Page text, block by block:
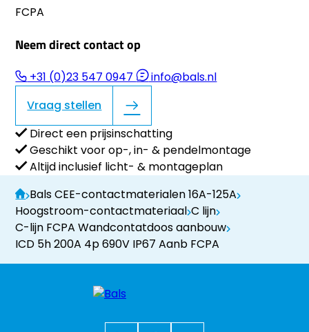
Neem direct contact op
+31 (0)23 547 0947
info@bals.nl
Vraag stellen
Direct een prijsinschatting
Geschikt voor op-, in- & pendelmontage
Altijd inclusief licht- & montageplan
Bals CEE-contactmaterialen 16A-125A
Hoogstroom-contactmateriaal C lijn
C-lijn FCPA Wandcontatdoos aanbouw
ICD 5h 200A 4p 690V IP67 Aanb FCPA